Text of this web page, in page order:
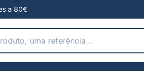
a 80€